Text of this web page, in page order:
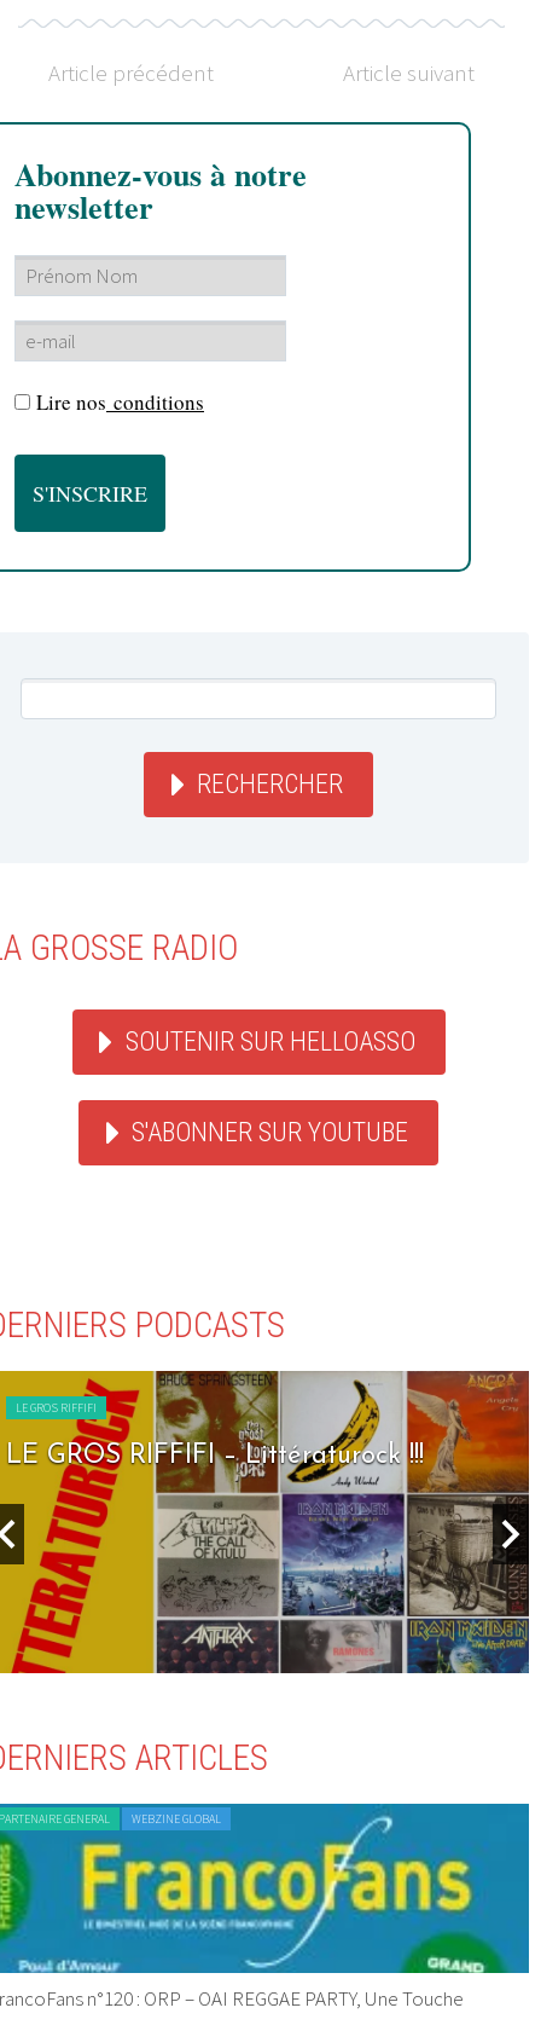
Article précédent Article suivant
Abonnez-vous à notre
newsletter
Lire nos conditions
RECHERCHER
GROSSE RADIO
SOUTENIR SUR HELLOASSO
S'ABONNER SUR YOUTUBE
PODCASTS
– Littératurock !!!
LE GROS RIFFIFI
LE GROS
ARTICLES
GENERAL WEBZINE GLOBAL
n°120 : ORP – OAI REGGAE PARTY, Une Touche